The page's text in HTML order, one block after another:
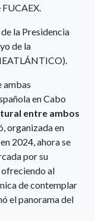
FUCAEX.
la Presidencia
de la
ambas
en Cabo
entre ambos
organizada en
2024, ahora se
por su
al
de contemplar
el panorama del